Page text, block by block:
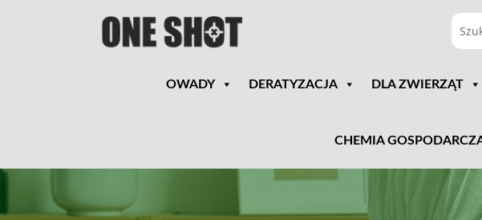
OWADY DERATYZACJA DLA ZWIERZĄT
CHEMIA